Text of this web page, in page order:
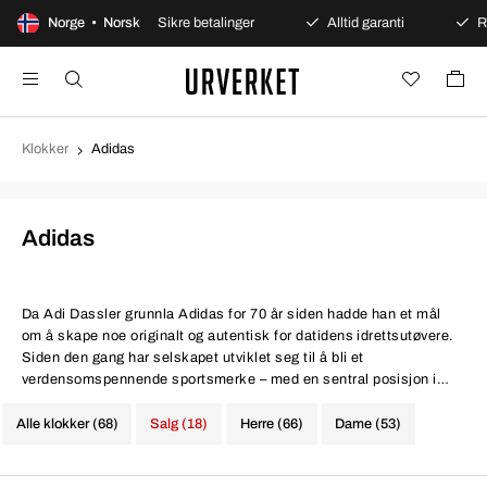
Norge • Norsk
kjøp Sikre betalinger Alltid garanti Rask og
Klokker Adidas
Adidas
Da Adi Dassler grunnlaAdidas for 70 år siden hadde han et mål
om å skape noe originalt og autentisk for datidens idrettsutøvere.
Siden den gang har selskapet utviklet seg til å bli et
verdensomspennende sportsmerke – med en sentral posisjon i
klassisk stil, og kommer i et stort utvalg av fargerike modeller.
Alle klokker (68) Herre (66) Dame (53)
Salg (18)